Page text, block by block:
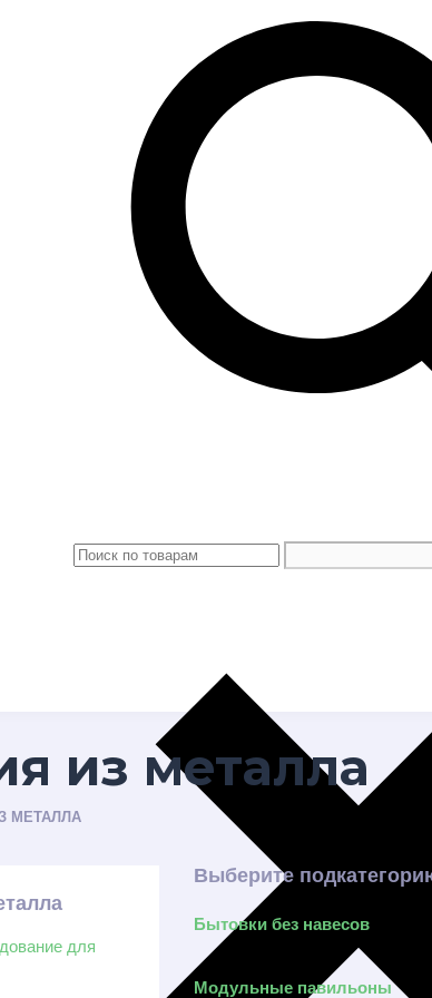
из металла
МЕТАЛЛА
для
Выберите
Бытовки без навесов
Модульные павильоны